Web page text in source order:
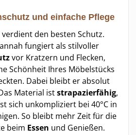
und einfache Pflege
den besten Schutz.
fungiert als stilvoller
vor Kratzern und Flecken,
Schönheit Ihres Möbelstücks
Dabei bleibt er absolut
Material iststrapazierfähig,
sich unkompliziert bei 40°C in
So bleibt mehr Zeit für die
beim Essen und Genießen.